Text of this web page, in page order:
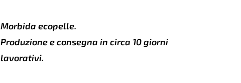
Morbida ecopelle.
Produzione e consegna in circa 10 giorni
lavorativi.